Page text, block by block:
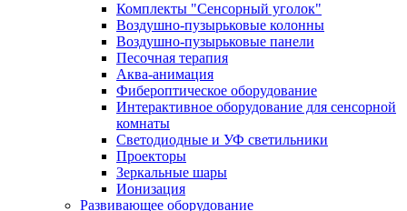
Комплекты "Сенсорный уголок"
Воздушно-пузырьковые колонны
Воздушно-пузырьковые панели
Песочная терапия
Аква-анимация
Фибероптическое оборудование
Интерактивное оборудование для сенсорной
комнаты
Светодиодные и УФ светильники
Проекторы
Зеркальные шары
Ионизация
Развивающее оборудование